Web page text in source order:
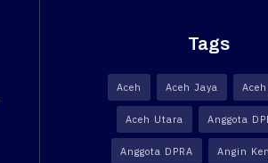
Tags
Aceh Aceh Jaya
Aceh Utara Anggota
Anggota DPRA Angin